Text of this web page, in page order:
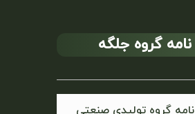
گروه جلگه
گروه تولیدی صنعتی